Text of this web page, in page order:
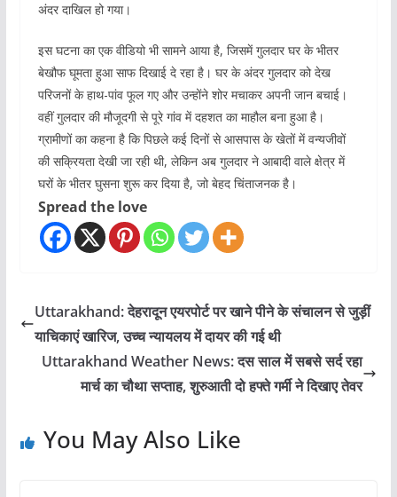
अंदर दाखिल हो गया।
इस घटना का एक वीडियो भी सामने आया है, जिसमें गुलदार घर के भीतर
बेखौफ घूमता हुआ साफ दिखाई दे रहा है। घर के अंदर गुलदार को देख
परिजनों के हाथ-पांव फूल गए और उन्होंने शोर मचाकर अपनी जान बचाई।
वहीं गुलदार की मौजूदगी से पूरे गांव में दहशत का माहौल बना हुआ है।
ग्रामीणों का कहना है कि पिछले कई दिनों से आसपास के खेतों में वन्यजीवों
की सक्रियता देखी जा रही थी, लेकिन अब गुलदार ने आबादी वाले क्षेत्र में
घरों के भीतर घुसना शुरू कर दिया है, जो बेहद चिंताजनक है।
Spread the love
Uttarakhand: देहरादून एयरपोर्ट पर खाने पीने के संचालन से जुड़ीं
याचिकाएं खारिज, उच्च न्यायलय में दायर की गई थी
Uttarakhand Weather News: दस साल में सबसे सर्द रहा
मार्च का चौथा सप्ताह, शुरुआती दो हफ्ते गर्मी ने दिखाए तेवर
You May Also Like